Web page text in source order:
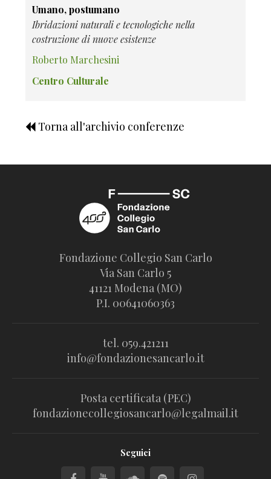
Umano, postumano
Ibridazioni naturali e tecnologiche nella
costruzione di nuove esistenze
Roberto Marchesini
Centro Culturale
Torna all'archivio conferenze
Fondazione Collegio San Carlo
Via San Carlo 5
41121 Modena (MO)
P.I. 00641060363
tel. 059.421211
info@fondazionesancarlo.it
Posta certificata (PEC)
fondazionecollegiosancarlo@legalmail.it
Seguici